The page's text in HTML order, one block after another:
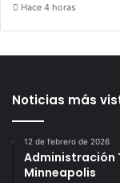
Hace 4 horas
Noticias más
12 de febrero de 2026
Administración
Minneapolis